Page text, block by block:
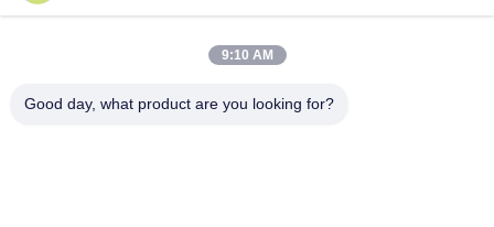
9:10 AM
Good day, what product are you looking for?